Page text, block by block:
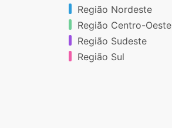
Região Nordeste
Região Centro-Oeste
Região Sudeste
Região Sul